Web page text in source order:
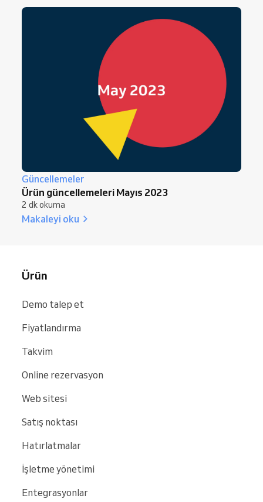
Güncellemeler
Ürün güncellemeleri Mayıs 2023
2 dk okuma
Makaleyi oku
Ürün
Demo talep et
Fiyatlandırma
Takvim
Online rezervasyon
Web sitesi
Satış noktası
Hatırlatmalar
İşletme yönetimi
Entegrasyonlar